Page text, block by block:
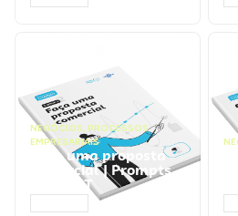
NEGÓCIOS, PROCESSOS
EMPRESARIAIS
Faça uma proposta
comercial | Prompts
ChatGPT